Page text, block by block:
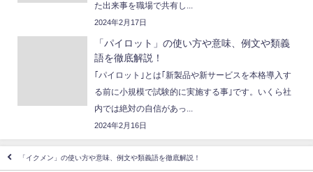
た出来事を職場で共有し...
2024年2月17日
「パイロット」の使い方や意味、例文や類義
語を徹底解説！
｢パイロット｣とは｢新製品や新サービスを本格導入す
る前に小規模で試験的に実施する事｣です。いくら社
内では絶対の自信があっ...
2024年2月16日
「イクメン」の使い方や意味、例文や類義語を徹底解説！